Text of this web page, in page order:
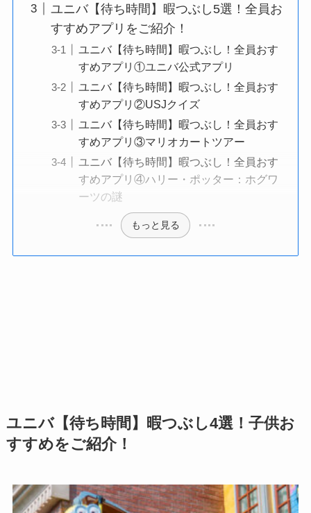
ユニバ【待ち時間】暇つぶし5選！全員お
すすめアプリをご紹介！
ユニバ【待ち時間】暇つぶし！全員おす
すめアプリ①ユニバ公式アプリ
ユニバ【待ち時間】暇つぶし！全員おす
すめアプリ②USJクイズ
ユニバ【待ち時間】暇つぶし！全員おす
すめアプリ③マリオカートツアー
ユニバ【待ち時間】暇つぶし！全員おす
すめアプリ④ハリー・ポッター：ホグワ
ーツの謎
もっと見る
ユニバ【待ち時間】暇つぶし4選！子供お
すすめをご紹介！